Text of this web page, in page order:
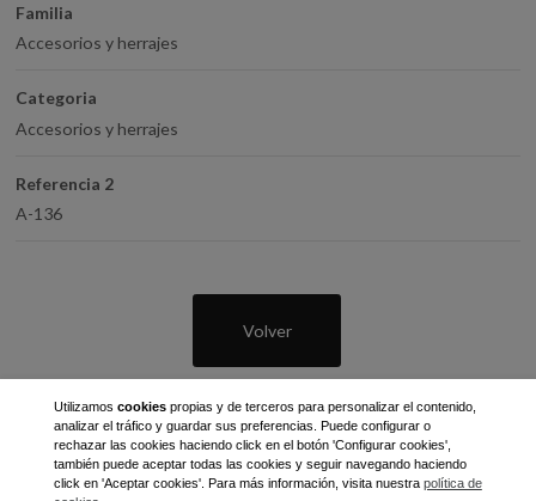
Familia
Accesorios y herrajes
Categoria
Accesorios y herrajes
Referencia 2
A-136
Volver
Utilizamos cookiespropias y de terceros para personalizar el contenido,
analizar el tráfico y guardar sus preferencias. Puede configurar o
rechazar las cookies haciendo click en el botón 'Configurar cookies',
también puede aceptar todas las cookies y seguir navegando haciendo
click en 'Aceptar cookies'. Para más información, visita nuestra política de